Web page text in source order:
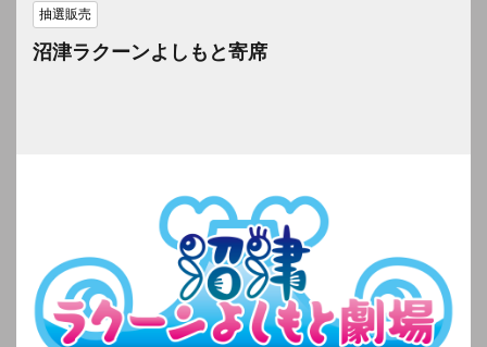
抽選販売
沼津ラクーンよしもと寄席